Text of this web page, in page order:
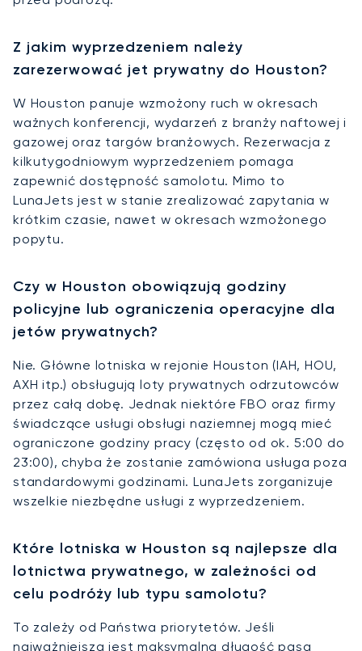
Z jakim wyprzedzeniem należy
zarezerwować jet prywatny do Houston?
W Houston panuje wzmożony ruch w okresach
ważnych konferencji, wydarzeń z branży naftowej i
gazowej oraz targów branżowych. Rezerwacja z
kilkutygodniowym wyprzedzeniem pomaga
zapewnić dostępność samolotu. Mimo to
LunaJets jest w stanie zrealizować zapytania w
krótkim czasie, nawet w okresach wzmożonego
popytu.
Czy w Houston obowiązują godziny
policyjne lub ograniczenia operacyjne dla
jetów prywatnych?
Nie. Główne lotniska w rejonie Houston (IAH, HOU,
AXH itp.) obsługują loty prywatnych odrzutowców
przez całą dobę. Jednak niektóre FBO oraz firmy
świadczące usługi obsługi naziemnej mogą mieć
ograniczone godziny pracy (często od ok. 5:00 do
23:00), chyba że zostanie zamówiona usługa poza
standardowymi godzinami. LunaJets zorganizuje
wszelkie niezbędne usługi z wyprzedzeniem.
Które lotniska w Houston są najlepsze dla
lotnictwa prywatnego, w zależności od
celu podróży lub typu samolotu?
To zależy od Państwa priorytetów. Jeśli
najważniejsza jest maksymalna długość pasa